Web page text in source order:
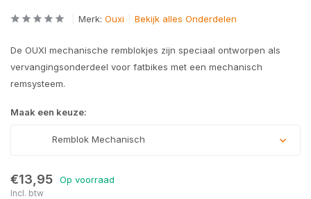
Merk: Ouxi Bekijk alles Onderdelen
De OUXI mechanische remblokjes zijn speciaal ontworpen als
vervangingsonderdeel voor fatbikes met een mechanisch
remsysteem.
Maak een keuze:
Remblok Mechanisch
€13,95 Op voorraad
Incl. btw